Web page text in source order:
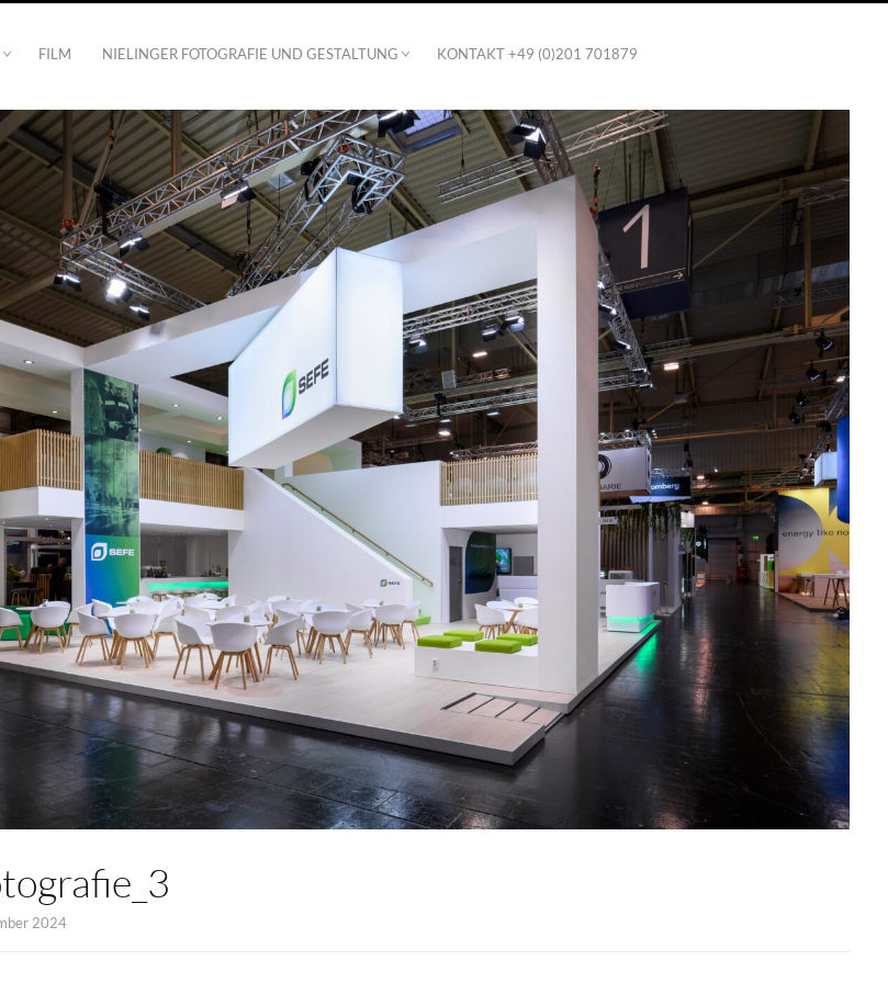
FILM NIELINGER FOTOGRAFIE UND GESTALTUNG KONTAKT +49 (0)201 701879
2024